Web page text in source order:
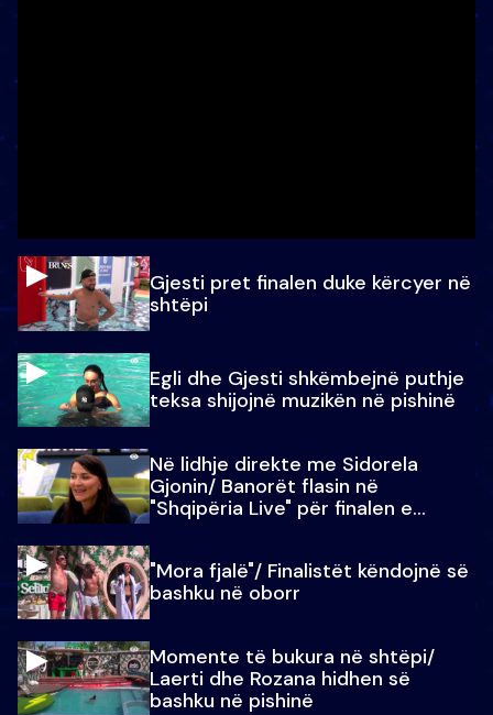
Gjesti pret finalen duke kërcyer në
shtëpi
Egli dhe Gjesti shkëmbejnë puthje
teksa shijojnë muzikën në pishinë
Në lidhje direkte me Sidorela
Gjonin/ Banorët flasin në
"Shqipëria Live" për finalen e
"Mora fjalë"/ Finalistët këndojnë së
bashku në oborr
Momente të bukura në shtëpi/
Laerti dhe Rozana hidhen së
bashku në pishinë